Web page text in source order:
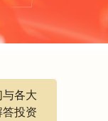
各大
投资